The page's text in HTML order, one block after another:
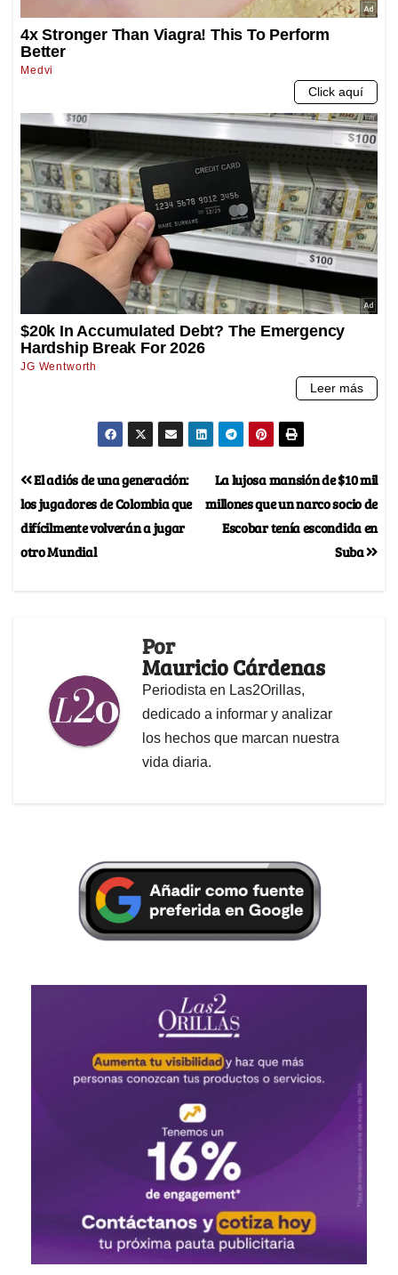
La lujosa mansión de $10 mil
millones que un narco socio de
Escobar tenía escondida en
Suba
El adiós de una generación:
los jugadores de Colombia que
difícilmente volverán a jugar
otro Mundial
Por
Mauricio Cárdenas
Periodista en Las2Orillas,
dedicado a informar y analizar
los hechos que marcan nuestra
vida diaria.